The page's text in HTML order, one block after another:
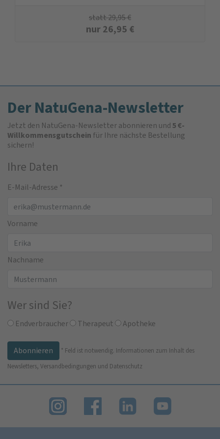
statt29,95€
nur26,95 €
Der NatuGena-Newsletter
Jetzt den NatuGena-Newsletter abonnieren und5 €-
Willkommensgutschein für Ihre nächste Bestellung
sichern!
Ihre Daten
E-Mail-Adresse *
Vorname
Nachname
Wer sind Sie?
Endverbraucher Therapeut Apotheke
* Feld ist notwendig. Informationen zum Inhalt des
Newsletters, Versandbedingungen und Datenschutz